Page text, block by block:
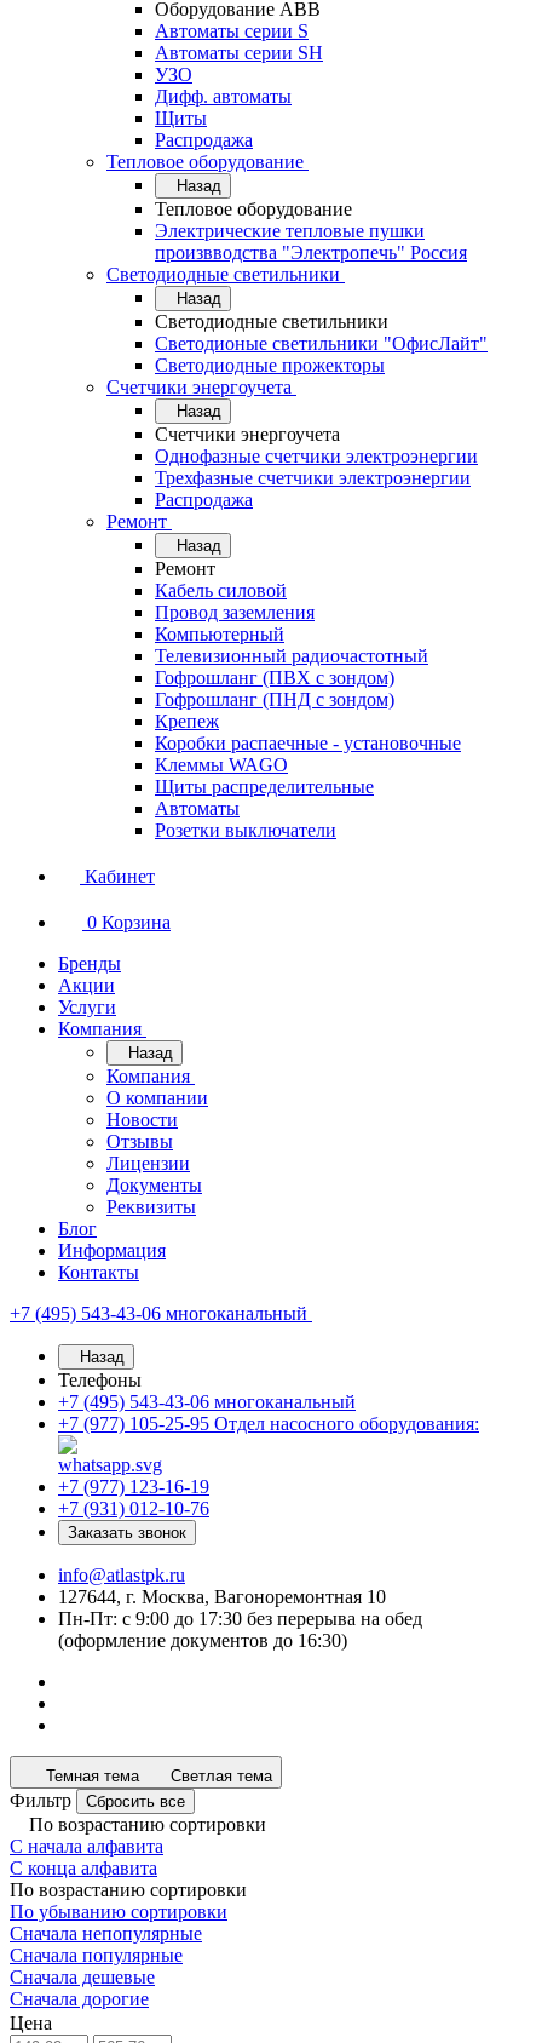
Оборудование АВВ
Автоматы серии S
Автоматы серии SH
УЗО
Дифф. автоматы
Щиты
Распродажа
Тепловое оборудование
Назад
Тепловое оборудование
Электрические тепловые пушки
произвводства "Электропечь" Россия
Светодиодные светильники
Назад
Светодиодные светильники
Светодионые светильники "ОфисЛайт"
Светодиодные прожекторы
Счетчики энергоучета
Назад
Счетчики энергоучета
Однофазные счетчики электроэнергии
Трехфазные счетчики электроэнергии
Распродажа
Ремонт
Назад
Ремонт
Кабель силовой
Провод заземления
Компьютерный
Телевизионный радиочастотный
Гофрошланг (ПВХ с зондом)
Гофрошланг (ПНД с зондом)
Крепеж
Коробки распаечные - установочные
Клеммы WAGO
Щиты распределительные
Автоматы
Розетки выключатели
Кабинет
0 Корзина
Бренды
Акции
Услуги
Компания
Назад
Компания
О компании
Новости
Отзывы
Лицензии
Документы
Реквизиты
Блог
Информация
Контакты
+7 (495) 543-43-06 многоканальный
Назад
Телефоны
+7 (495) 543-43-06 многоканальный
+7 (977) 105-25-95 Отдел насосного оборудования:
+7 (977) 123-16-19
+7 (931) 012-10-76
Заказать звонок
info@atlastpk.ru
127644, г. Москва, Вагоноремонтная 10
Пн-Пт: с 9:00 до 17:30 без перерыва на обед
(оформление документов до 16:30)
Темная тема Светлая тема
Фильтр Сбросить все
По возрастанию сортировки
С начала алфавита
С конца алфавита
По возрастанию сортировки
По убыванию сортировки
Сначала непопулярные
Сначала популярные
Сначала дешевые
Сначала дорогие
Цена